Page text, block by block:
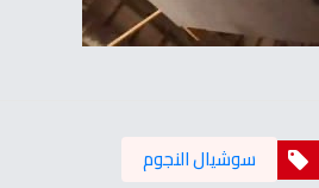
سوشيال النجوم